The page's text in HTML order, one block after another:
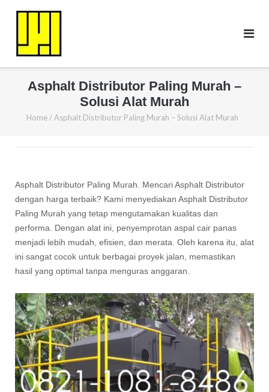
Asphalt Distributor Paling Murah –
Solusi Alat Murah
Home / Asphalt Distributor Paling Murah – Solusi Alat Murah
Asphalt Distributor Paling Murah. Mencari Asphalt Distributor
dengan harga terbaik? Kami menyediakan Asphalt Distributor
Paling Murah yang tetap mengutamakan kualitas dan
performa. Dengan alat ini, penyemprotan aspal cair panas
menjadi lebih mudah, efisien, dan merata. Oleh karena itu, alat
ini sangat cocok untuk berbagai proyek jalan, memastikan
hasil yang optimal tanpa menguras anggaran.